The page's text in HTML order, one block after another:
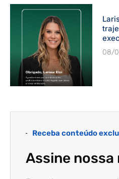
08/
Receba conteúdo
Assine